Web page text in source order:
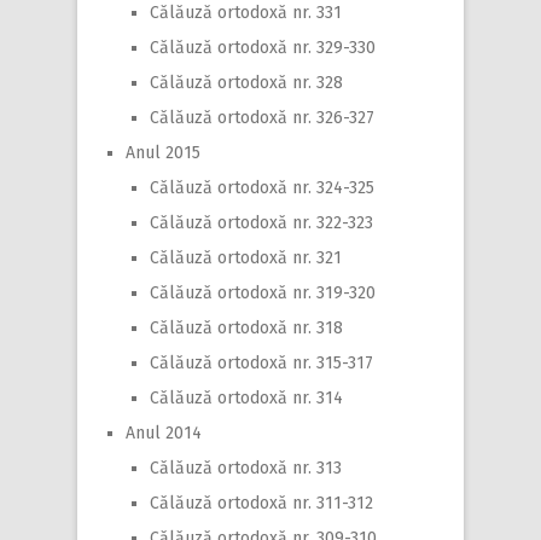
Călăuză ortodoxă nr. 331
Călăuză ortodoxă nr. 329-330
Călăuză ortodoxă nr. 328
Călăuză ortodoxă nr. 326-327
Anul 2015
Călăuză ortodoxă nr. 324-325
Călăuză ortodoxă nr. 322-323
Călăuză ortodoxă nr. 321
Călăuză ortodoxă nr. 319-320
Călăuză ortodoxă nr. 318
Călăuză ortodoxă nr. 315-317
Călăuză ortodoxă nr. 314
Anul 2014
Călăuză ortodoxă nr. 313
Călăuză ortodoxă nr. 311-312